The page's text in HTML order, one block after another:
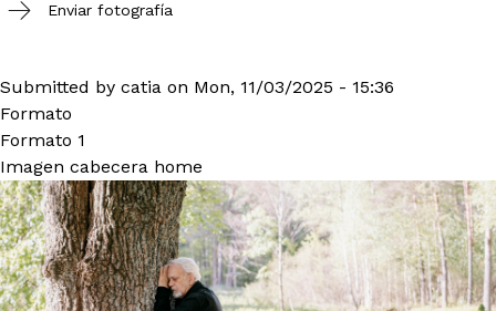
Enviar fotografía
Submitted by catia on Mon, 11/03/2025 - 15:36
Formato
Formato 1
Imagen cabecera home